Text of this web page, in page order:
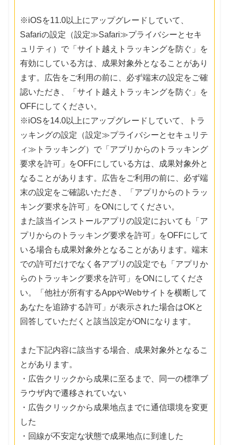
※iOSを11.0以上にアップグレードしていて、
Safariの設定（設定≫Safari≫プライバシーとセキ
ュリティ）で「サイト越えトラッキングを防ぐ」を
有効にしている方は、成果対象外となることがあり
ます。広告をご利用の前に、必ず端末の設定をご確
認いただき、「サイト越えトラッキングを防ぐ」を
OFFにしてください。
※iOSを14.0以上にアップグレードしていて、トラ
ッキングの設定（設定≫プライバシーとセキュリテ
ィ≫トラッキング）で「アプリからのトラッキング
要求を許可」をOFFにしている方は、成果対象外と
なることがあります。広告をご利用の前に、必ず端
末の設定をご確認いただき、「アプリからのトラッ
キング要求を許可」をONにしてください。
また該当インストールアプリの設定においても「ア
プリからのトラッキング要求を許可」をOFFにして
いる場合も成果対象外となることがあります。端末
での許可だけでなく各アプリの設定でも「アプリか
らのトラッキング要求を許可」をONにしてくださ
い。「他社が所有するAppやWebサイトを横断して
あなたを追跡する許可」が表示された場合はOKと
回答していただくと該当設定がONになります。
また下記内容に該当する場合、成果対象外となるこ
とがあります。
・広告クリックから成果に至るまで、同一の標準ブ
ラウザ内で遷移されていない
・広告クリックから成果地点までに通信環境を変更
した
・回線が不安定な状態で成果地点に到達した